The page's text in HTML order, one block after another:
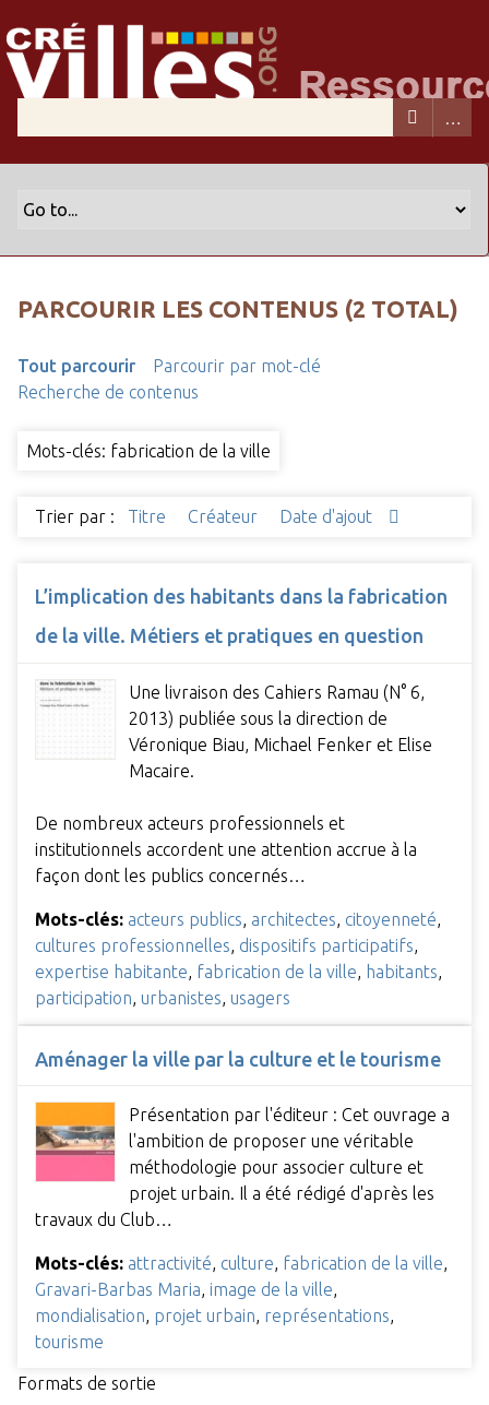
PARCOURIR LES CONTENUS (2 TOTAL)
Tout parcourir
Parcourir par mot-clé
Recherche de contenus
Mots-clés: fabrication de la ville
Trier par : Titre Créateur Date d'ajout
L’implication des habitants dans la fabrication
de la ville. Métiers et pratiques en question
Une livraison des Cahiers Ramau (N° 6,
2013) publiée sous la direction de
Véronique Biau, Michael Fenker et Elise
Macaire.
De nombreux acteurs professionnels et
institutionnels accordent une attention accrue à la
façon dont les publics concernés…
Mots-clés: acteurs publics architectes citoyenneté
cultures professionnelles dispositifs participatifs
expertise habitante fabrication de la ville habitants
participation urbanistes usagers
Aménager la ville par la culture et le tourisme
Présentation par l'éditeur : Cet ouvrage a
l'ambition de proposer une véritable
méthodologie pour associer culture et
projet urbain. Il a été rédigé d'après les
travaux du Club…
Mots-clés: attractivité, culture, fabrication de la ville,
Gravari-Barbas Maria, image de la ville,
mondialisation, projet urbain, représentations,
tourisme
Formats de sortie